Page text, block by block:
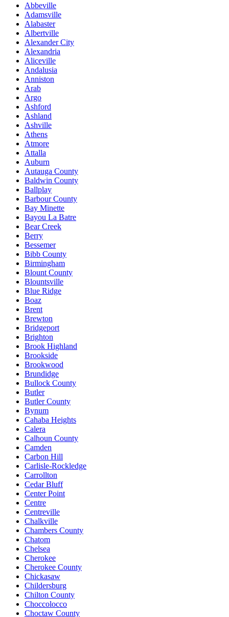
Abbeville
Adamsville
Alabaster
Albertville
Alexander City
Alexandria
Aliceville
Andalusia
Anniston
Arab
Argo
Ashford
Ashland
Ashville
Athens
Atmore
Attalla
Auburn
Autauga County
Baldwin County
Ballplay
Barbour County
Bay Minette
Bayou La Batre
Bear Creek
Berry
Bessemer
Bibb County
Birmingham
Blount County
Blountsville
Blue Ridge
Boaz
Brent
Brewton
Bridgeport
Brighton
Brook Highland
Brookside
Brookwood
Brundidge
Bullock County
Butler
Butler County
Bynum
Cahaba Heights
Calera
Calhoun County
Camden
Carbon Hill
Carlisle-Rockledge
Carrollton
Cedar Bluff
Center Point
Centre
Centreville
Chalkville
Chambers County
Chatom
Chelsea
Cherokee
Cherokee County
Chickasaw
Childersburg
Chilton County
Choccolocco
Choctaw County